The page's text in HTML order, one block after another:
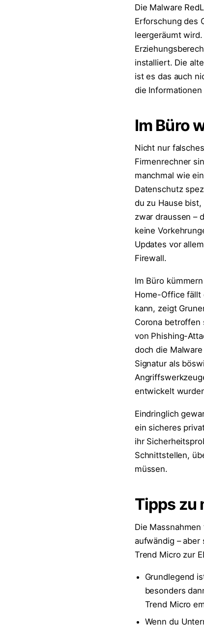
Die Malware
Erforschung des
leergeräumt
installiert. Die
ist es das auch
die
Im Büro
Nicht nur
Firmenrechner
manchmal wie
Datenschutz
du zu Hause
zwar draussen –
keine
Updates vor
Firewall.
Im Büro
Home-Office fällt
kann, zeigt
Corona
von Phishing-
doch die
Signatur als
entwickelt
Eindringlich
ein sicheres
ihr
Schnittstellen,
müssen.
Tipps zu
Die
aufwändig –
Trend Micro zur
Grundlegend
besonders
Trend Micro
Wenn du